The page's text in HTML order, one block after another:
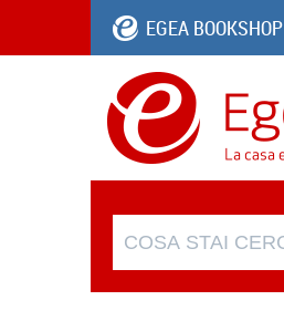
EGEA BOOKSHOP